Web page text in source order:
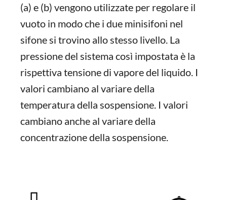
(a) e (b) vengono utilizzate per regolare il
vuoto in modo che i due minisifoni nel
sifone si trovino allo stesso livello. La
pressione del sistema così impostata è la
rispettiva tensione di vapore del liquido. I
valori cambiano al variare della
temperatura della sospensione. I valori
cambiano anche al variare della
concentrazione della sospensione.